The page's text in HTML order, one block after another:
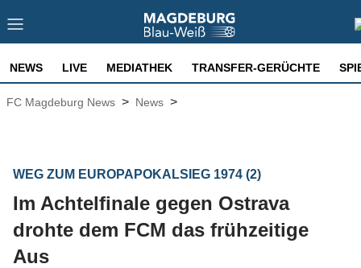
NEWS LIVE MEDIATHEK TRANSFER-GERÜCHTE
FC Magdeburg News > News >
WEG ZUM EUROPAPOKALSIEG 1974 (2)
Im Achtelfinale gegen Ostrava
drohte dem FCM das frühzeitige
Aus